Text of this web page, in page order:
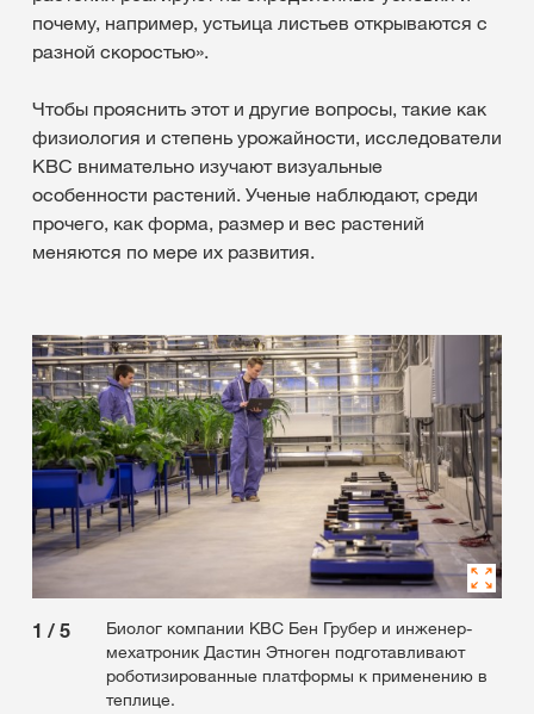
почему, например, устьица листьев открываются с
разной скоростью».
Чтобы прояснить этот и другие вопросы, такие как
физиология и степень урожайности, исследователи
КВС внимательно изучают визуальные
особенности растений. Ученые наблюдают, среди
прочего, как форма, размер и вес растений
меняются по мере их развития.
1 / 5
Биолог компании КВС Бен Грубер и инженер-
мехатроник Дастин Этноген подготавливают
роботизированные платформы к применению в
теплице.